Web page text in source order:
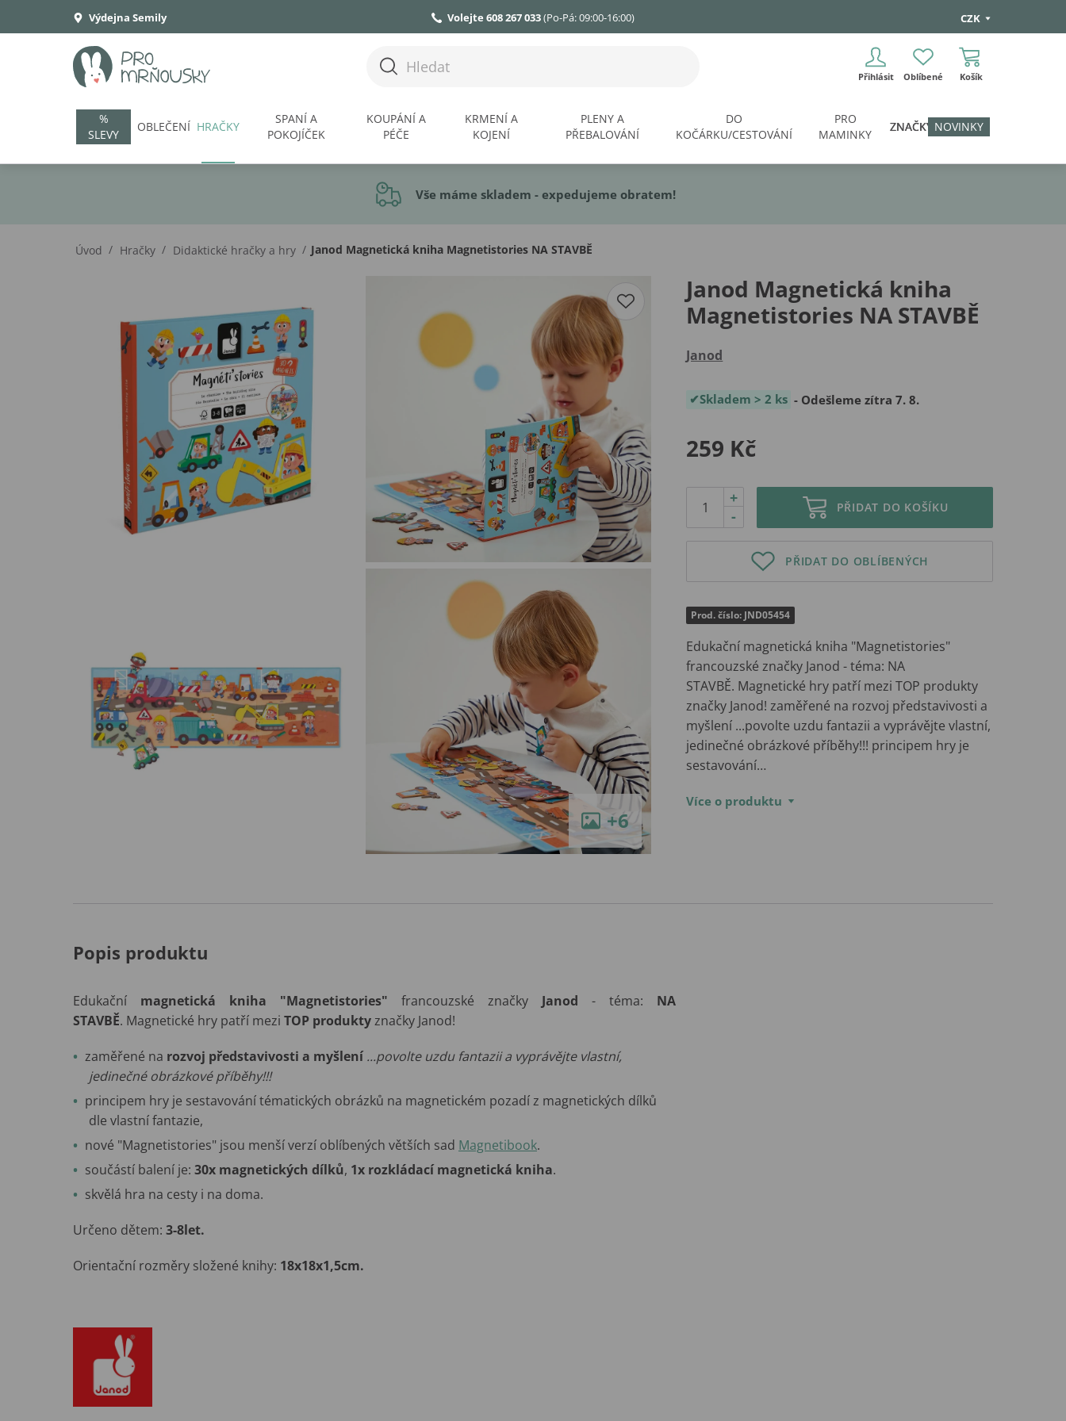
Výdejna Semily Volejte 608 267 033(Po-Pá: 09:00-16:00) CZK
Přihlásit Oblíbené Košík
%
SLEVY
OBLEČENÍ HRAČKY
SPANÍ A
POKOJÍČEK
KOUPÁNÍ A
PÉČE
KRMENÍ A
KOJENÍ
PLENY A
PŘEBALOVÁNÍ
DO
KOČÁRKU/CESTOVÁNÍ
PRO
MAMINKY
ZNAČKY NOVINKY
Vše máme skladem - expedujeme obratem!
Úvod / Hračky / Didaktické hračky a hry / Janod Magnetická kniha Magnetistories NA STAVBĚ
Janod Magnetická kniha
Magnetistories NA STAVBĚ
Janod
Skladem > 2 ks - Odešleme zítra 7. 8.
259 Kč
-
+
PŘIDAT DO KOŠÍKU
PŘIDAT DO OBLÍBENÝCH
Prod. číslo: JND05454
Edukační magnetická kniha "Magnetistories"
francouzské značky Janod - téma: NA
STAVBĚ. Magnetické hry patří mezi TOP produkty
značky Janod! zaměřené na rozvoj představivosti a
myšlení ...povolte uzdu fantazii a vyprávějte vlastní,
jedinečné obrázkové příběhy!!! principem hry je
sestavování…
Více o produktu
+6
Popis produktu
Edukační magnetická kniha "Magnetistories" francouzské značky Janod - téma: NA
STAVBĚ. Magnetické hry patří mezi TOP produktyznačky Janod!
zaměřené na rozvoj představivosti a myšlení ...povolte uzdu fantazii a vyprávějte vlastní,
jedinečné obrázkové příběhy!!!
principem hry je sestavování tématických obrázků na magnetickém pozadí z magnetických dílků
dle vlastní fantazie,
nové "Magnetistories" jsou menší verzí oblíbených větších sad Magnetibook.
součástí balení je: 30x magnetických dílků, 1x rozkládací magnetická kniha.
skvělá hra na cesty i na doma.
Určeno dětem: 3-8let.
Orientační rozměry složené knihy: 18x18x1,5cm.